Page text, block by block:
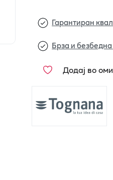
Гарантиран
Брза и
Додај во